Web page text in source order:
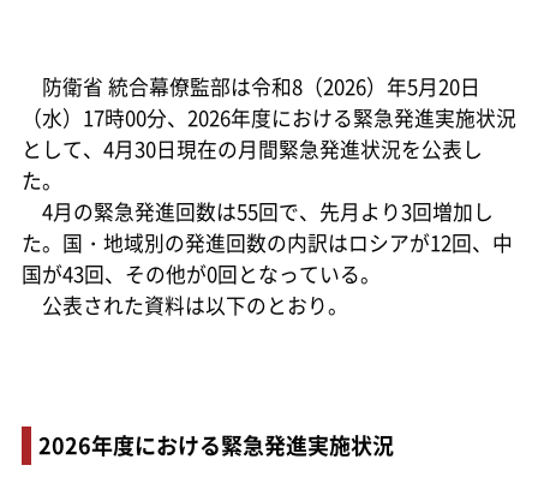
防衛省 統合幕僚監部は令和8（2026）年5月20日
（水）17時00分、2026年度における緊急発進実施状況
として、4月30日現在の月間緊急発進状況を公表し
た。
4月の緊急発進回数は55回で、先月より3回増加し
た。国・地域別の発進回数の内訳はロシアが12回、中
国が43回、その他が0回となっている。
公表された資料は以下のとおり。
2026年度における緊急発進実施状況